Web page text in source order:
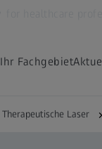
Ihr Fachgebiet
Therapeutische Laser